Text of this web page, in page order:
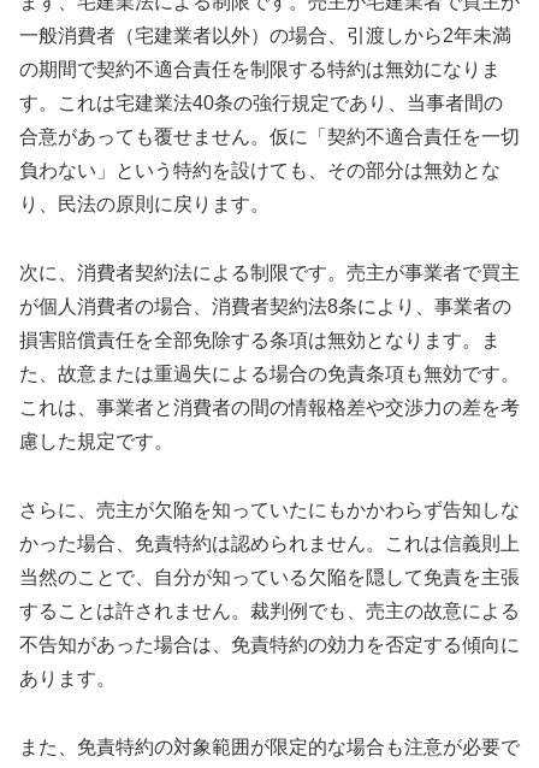
一般消費者（宅建業者以外）の場合、引渡しから2年未満
の期間で契約不適合責任を制限する特約は無効になりま
す。これは宅建業法40条の強行規定であり、当事者間の
合意があっても覆せません。仮に「契約不適合責任を一切
負わない」という特約を設けても、その部分は無効とな
り、民法の原則に戻ります。
次に、消費者契約法による制限です。売主が事業者で買主
が個人消費者の場合、消費者契約法8条により、事業者の
損害賠償責任を全部免除する条項は無効となります。ま
た、故意または重過失による場合の免責条項も無効です。
これは、事業者と消費者の間の情報格差や交渉力の差を考
慮した規定です。
さらに、売主が欠陥を知っていたにもかかわらず告知しな
かった場合、免責特約は認められません。これは信義則上
当然のことで、自分が知っている欠陥を隠して免責を主張
することは許されません。裁判例でも、売主の故意による
不告知があった場合は、免責特約の効力を否定する傾向に
あります。
また、免責特約の対象範囲が限定的な場合も注意が必要で